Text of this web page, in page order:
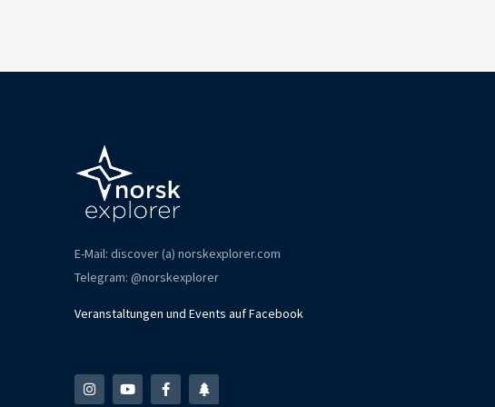
E-Mail: discover (a) norskexplorer.com
Telegram: @norskexplorer
Veranstaltungen und Events auf Facebook
n
s
t
o
u
t
a
c
e
r
e
e